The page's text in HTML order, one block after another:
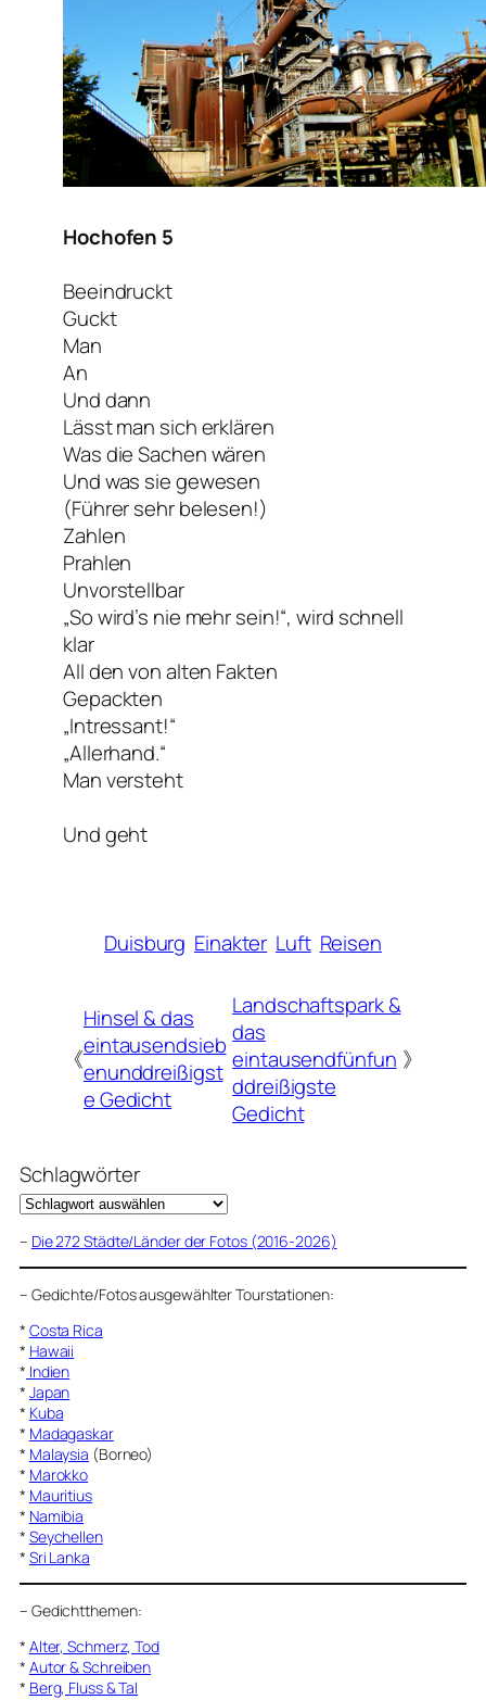
Hochofen 5
Beeindruckt
Guckt
Man
An
Und dann
Lässt man sich erklären
Was die Sachen wären
Und was sie gewesen
(Führer sehr belesen!)
Zahlen
Prahlen
Unvorstellbar
„So wird’s nie mehr sein!“, wird schnell
klar
All den von alten Fakten
Gepackten
„Intressant!“
„Allerhand.“
Man versteht
Und geht
Duisburg Einakter Luft Reisen
《
Hinsel & das
eintausendsieb
enunddreißigst
e Gedicht
Landschaftspark &
das
eintausendfünfun
ddreißigste
Gedicht
》
Schlagwörter
– Die 272 Städte/Länder der Fotos (2016-2026)
– Gedichte/Fotos ausgewählter Tourstationen:
* Costa Rica
* Hawaii
* Indien
* Japan
* Kuba
* Madagaskar
* Malaysia (Borneo)
* Marokko
* Mauritius
* Namibia
* Seychellen
* Sri Lanka
– Gedichtthemen:
* Alter, Schmerz, Tod
* Autor & Schreiben
* Berg, Fluss & Tal